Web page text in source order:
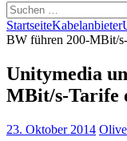
Suchen
nach:
StartseiteKabelanbieter
BW führen 200-MBit/
Unitymedia
MBit/s-Tarife
23. Oktober 2014